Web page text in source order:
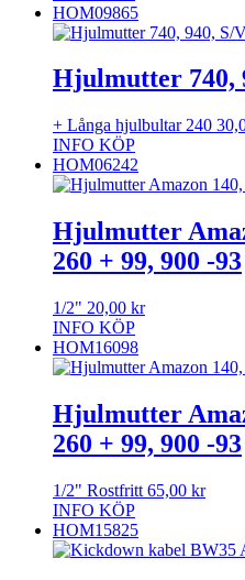
HOM09865
Hjulmutter 740,
+ Långa hjulbultar 240
INFO KÖP
HOM06242
Hjulmutter
260 + 99, 900 -93
1/2" 20,00 kr
INFO KÖP
HOM16098
Hjulmutter
260 + 99, 900 -93
1/2" Rostfritt 65,00 kr
INFO KÖP
HOM15825